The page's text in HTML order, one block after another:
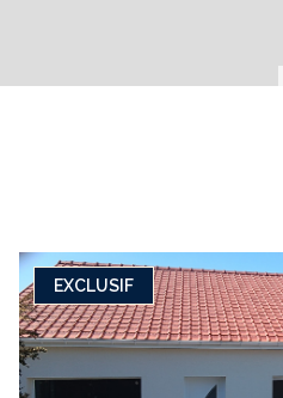
EXCLUSIF